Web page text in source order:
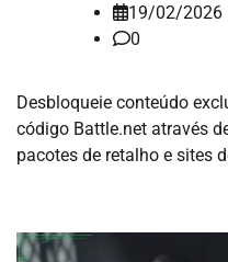
19/02/2026
0
Desbloqueie conteúdo
código Battle.net através
pacotes de retalho e sites